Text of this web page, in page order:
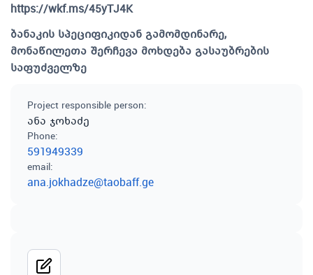
https://wkf.ms/45yTJ4K
ბანაკის სპეციფიკიდან გამომდინარე,
მონაწილეთა შერჩევა მოხდება გასაუბრების
საფუძველზე
Project responsible person:
ანა ჯოხაძე
Phone:
591949339
email:
ana.jokhadze@taobaff.ge